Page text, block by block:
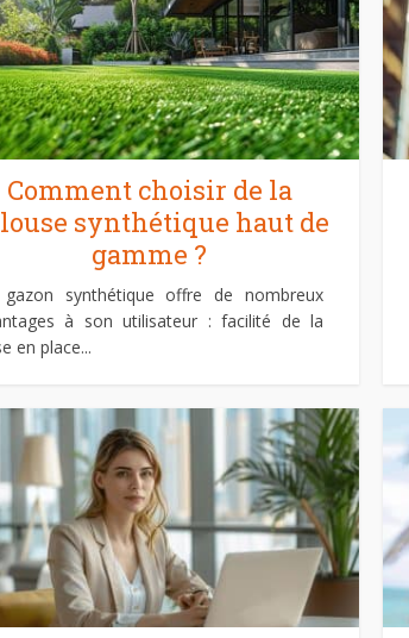
Comment choisir de la
synthétique haut de
gamme ?
synthétique offre de nombreux
à son utilisateur : facilité de la
en place...